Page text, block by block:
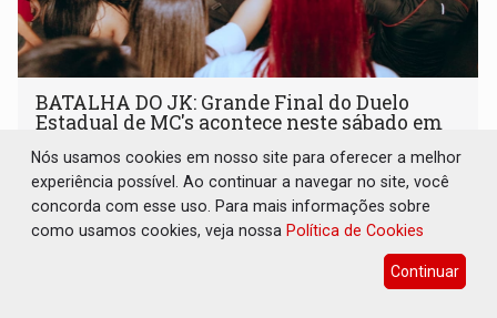
BATALHA DO JK: Grande Final do Duelo
Estadual de MC's acontece neste sábado em
Cultura 05 de Agosto de 2026 às 15:51
Competição define o representante de Rondônia no Duelo
Nacional de MC's e será realizada pela primeira vez na
Nós usamos cookies em nosso site para oferecer a melhor
experiência possível. Ao continuar a navegar no site, você
concorda com esse uso. Para mais informações sobre
como usamos cookies, veja nossa Política de Cookies
Continuar